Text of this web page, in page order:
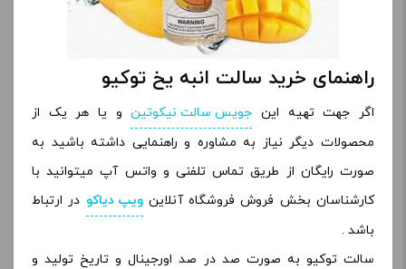
راهنمای خرید سالت انبه یخ توکیو
اگر جهت تهیه این جویس سالت نیکوتینو یا هر یک از
محصولات دیگر نیاز به مشاوره و راهنمایی داشته باشید به
صورت رایگان از طریق تماس تلفنی و واتس آپ میتوانید با
کارشناسان بخش فروش فروشگاه آنلاینویپ دیاکو در ارتباط
باشد .
سالت توکیو به صورت صد در صد اورجینال و تاریخ تولید و